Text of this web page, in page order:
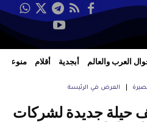
العرب والعالم أبجدية أقلام منوعات
العرض في الرئيسة
حيلة جديدة لشركات